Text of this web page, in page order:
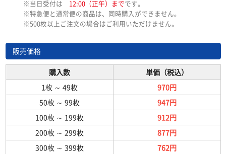
※当日受付は 12:00（正午）までです。
※特急便と通常便の商品は、同時購入ができません。
※500枚以上ご注文の場合はご利用いただけません。
販売価格
購入数
単価（税込）
1枚 ～ 49枚
970円
50枚 ～ 99枚
947円
100枚 ～ 199枚
912円
200枚 ～ 299枚
877円
300枚 ～ 399枚
762円